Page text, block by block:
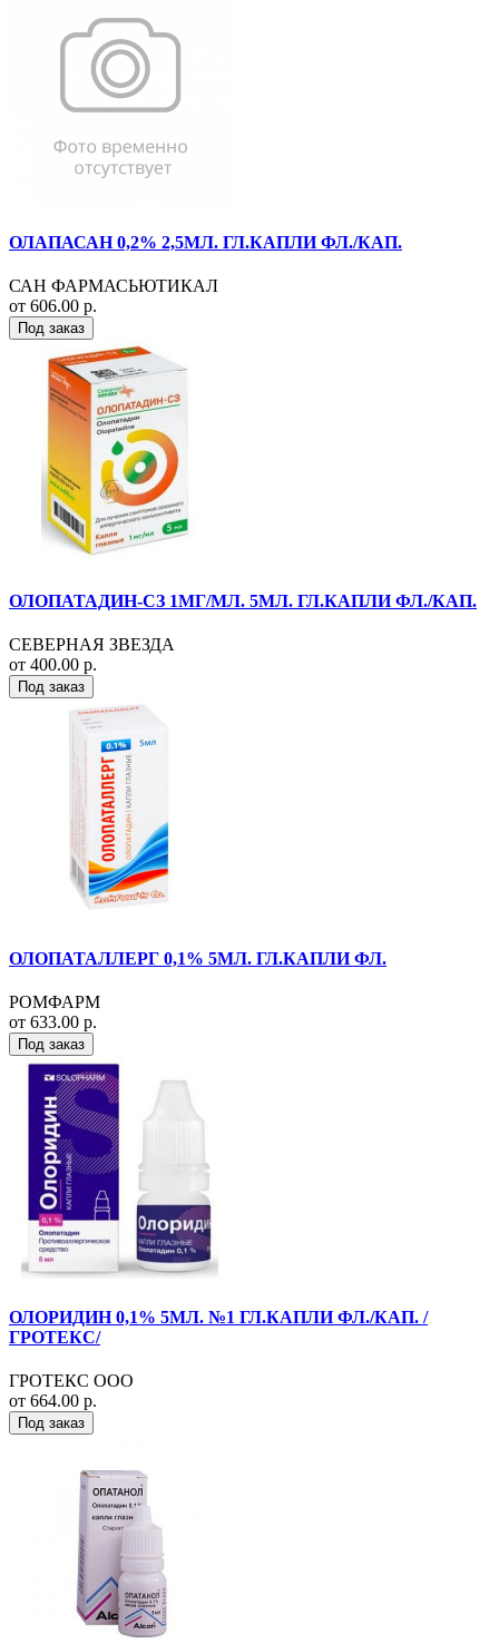
ОЛАПАСАН 0,2% 2,5МЛ. ГЛ.КАПЛИ ФЛ./КАП.
САН ФАРМАСЬЮТИКАЛ
от 606.00 р.
Под заказ
ОЛОПАТАДИН-СЗ 1МГ/МЛ. 5МЛ. ГЛ.КАПЛИ ФЛ./КАП.
СЕВЕРНАЯ ЗВЕЗДА
от 400.00 р.
Под заказ
ОЛОПАТАЛЛЕРГ 0,1% 5МЛ. ГЛ.КАПЛИ ФЛ.
РОМФАРМ
от 633.00 р.
Под заказ
ОЛОРИДИН 0,1% 5МЛ. №1 ГЛ.КАПЛИ ФЛ./КАП. /
ГРОТЕКС/
ГРОТЕКС ООО
от 664.00 р.
Под заказ